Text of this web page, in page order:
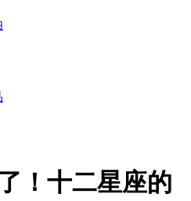
！十二星座的